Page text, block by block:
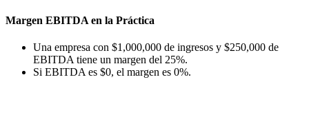
Margen EBITDA en la Práctica
Una empresa con $1,000,000 de ingresos y $250,000 de
EBITDA tiene un margen del 25%.
Si EBITDA es $0, el margen es 0%.